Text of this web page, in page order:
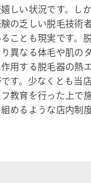
しい状況です。し
の乏しい脱毛技術
ことも現実です。
異なる体毛や肌の
用する脱毛器の熱
す。少なくとも当
教育を行った上で
めるような店内制